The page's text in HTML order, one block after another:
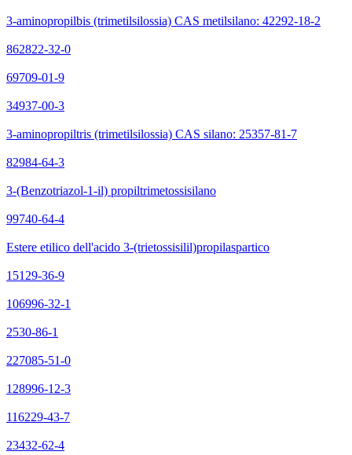
3-aminopropilbis (trimetilsilossia) CAS metilsilano: 42292-18-2
862822-32-0
69709-01-9
34937-00-3
3-aminopropiltris (trimetilsilossia) CAS silano: 25357-81-7
82984-64-3
3-(Benzotriazol-1-il) propiltrimetossisilano
99740-64-4
Estere etilico dell'acido 3-(trietossisilil)propilaspartico
15129-36-9
106996-32-1
2530-86-1
227085-51-0
128996-12-3
116229-43-7
23432-62-4